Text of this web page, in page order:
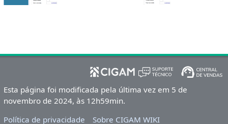
Esta página foi modificada pela última vez em 5 de
novembro de 2024, às 12h59min.
Política de privacidade
Sobre CIGAM WIKI